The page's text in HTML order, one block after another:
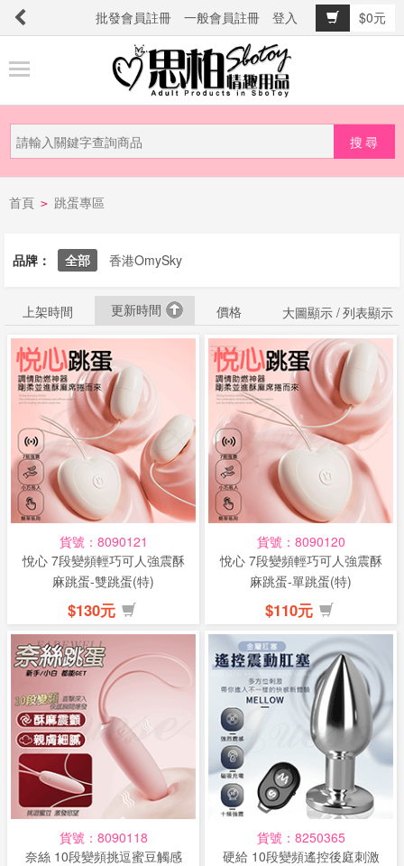
批發會員註冊 一般會員註冊 登入
$0元
品
新
品
詐
騙
電
話
或
簡
訊
批
明
首頁 > 跳蛋專區
品牌： 全部 香港OmySky
上架時間 更新時間 價格 大圖顯示 /列表顯示
貨號：8090121
悅心 7段變頻輕巧可人強震酥
麻跳蛋-雙跳蛋(特)
$130元
貨號：8090120
悅心 7段變頻輕巧可人強震酥
麻跳蛋-單跳蛋(特)
$110元
貨號：8090118
奈絲 10段變頻挑逗蜜豆觸感
貨號：8250365
硬給 10段變頻遙控後庭刺激